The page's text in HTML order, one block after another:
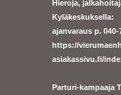
Hieroja,
Kyläkeskuksella:
ajanvaraus p.
https://
asiakassivu.fi/
Parturi-kampaaja